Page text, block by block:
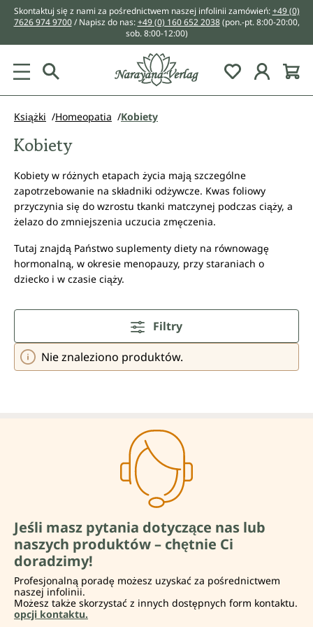
zawartości
Skontaktuj się z nami za pośrednictwem naszej infolinii zamówień:+49 (0)
7626 974 9700/ Napisz do nas:+49 (0) 160 652 2038 (pon.-pt. 8:00-20:00,
sob. 8:00-12:00)
You have 0
Książki Homeopatia Kobiety
Kobiety
Kobiety w różnych etapach życia mają szczególne
zapotrzebowanie na składniki odżywcze. Kwas foliowy
przyczynia się do wzrostu tkanki matczynej podczas ciąży, a
żelazo do zmniejszenia uczucia zmęczenia.
Tutaj znajdą Państwo suplementy diety na równowagę
hormonalną, w okresie menopauzy, przy staraniach o
dziecko i w czasie ciąży.
Filtry
Nie znaleziono produktów.
Jeśli masz pytania dotyczące nas lub
naszych produktów – chętnie Ci
doradzimy!
Profesjonalną poradę możesz uzyskać za pośrednictwem
naszej infolinii.
Możesz także skorzystać z innych dostępnych form kontaktu.
opcji kontaktu.